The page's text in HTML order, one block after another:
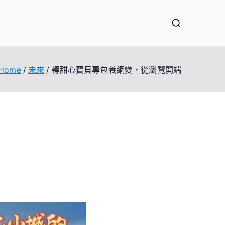
未來 轉甜心寶貝專包養網變，從瀏覽開端